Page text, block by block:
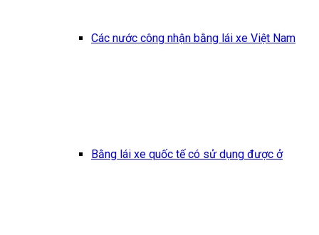
Các nước công nhận bằng lái xe Việt Nam
Bằng lái xe quốc tế có sử dụng được ở